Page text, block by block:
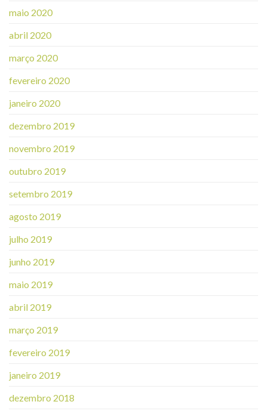
maio 2020
abril 2020
março 2020
fevereiro 2020
janeiro 2020
dezembro 2019
novembro 2019
outubro 2019
setembro 2019
agosto 2019
julho 2019
junho 2019
maio 2019
abril 2019
março 2019
fevereiro 2019
janeiro 2019
dezembro 2018